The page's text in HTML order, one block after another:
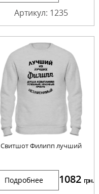
Артикул: 1235
Свитшот Филипп лучший
Подробнее 1082 грн.